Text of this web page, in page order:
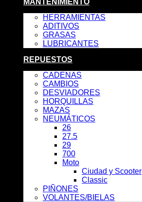
MANTENIMIENTO
HERRAMIENTAS
ADITIVOS
GRASAS
LUBRICANTES
REPUESTOS
CADENAS
CAMBIOS
DESVIADORES
HORQUILLAS
MAZAS
NEUMÁTICOS
26
27.5
29
700
Moto
Ciudad y Scooter
Classic
PIÑONES
VOLANTES/BIELAS